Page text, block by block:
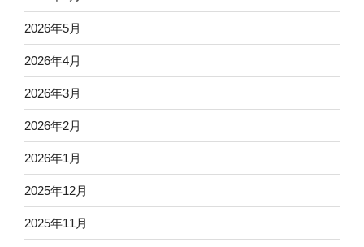
2026年5月
2026年4月
2026年3月
2026年2月
2026年1月
2025年12月
2025年11月